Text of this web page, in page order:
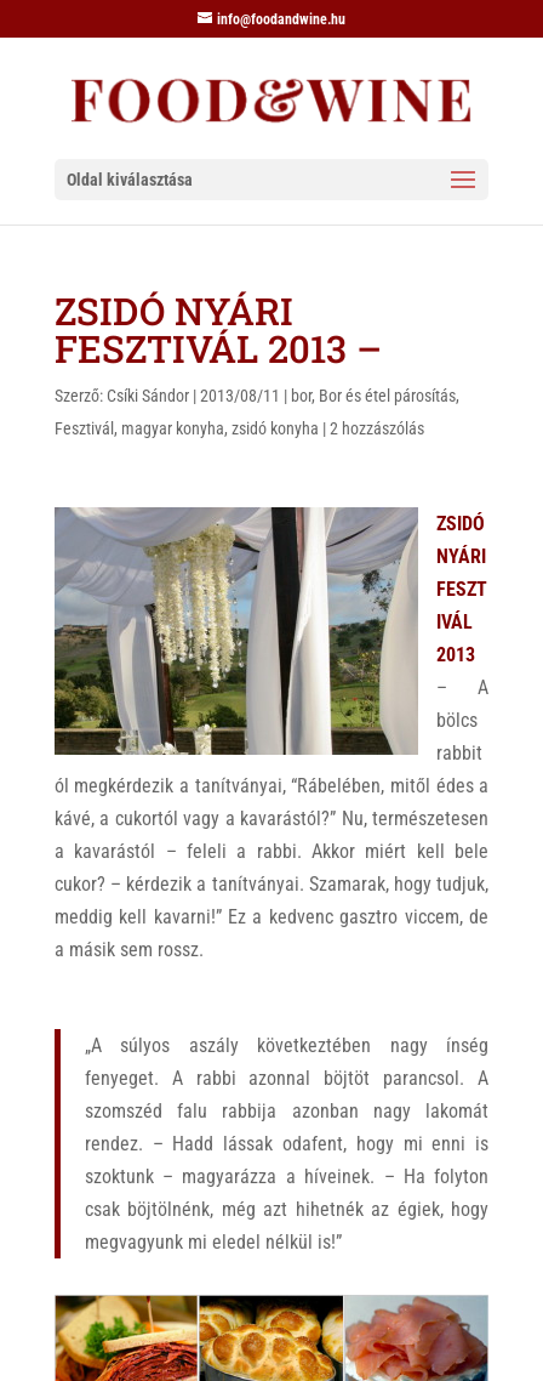
info@foodandwine.hu
Oldal kiválasztása
ZSIDÓ NYÁRI
FESZTIVÁL 2013 –
Szerző: Csíki Sándor|2013/08/11 | bor, Bor és étel párosítás,
Fesztivál , magyar konyha, zsidó konyha |2 hozzászólás
ZSIDÓ
NYÁRI
FESZT
IVÁL
2013
– A
bölcs
rabbit
ól megkérdezik a tanítványai, “Rábelében, mitől édes a
kávé, a cukortól vagy a kavarástól?” Nu, természetesen
a kavarástól – feleli a rabbi. Akkor miért kell bele
cukor? – kérdezik a tanítványai. Szamarak, hogy tudjuk,
meddig kell kavarni!” Ez a kedvenc gasztro viccem, de
a másik sem rossz.
„A súlyos aszály következtében nagy ínség
fenyeget. A rabbi azonnal böjtöt parancsol. A
szomszéd falu rabbija azonban nagy lakomát
rendez. – Hadd lássak odafent, hogy mi enni is
szoktunk – magyarázza a híveinek. – Ha folyton
csak böjtölnénk, még azt hihetnék az égiek, hogy
megvagyunk mi eledel nélkül is!”